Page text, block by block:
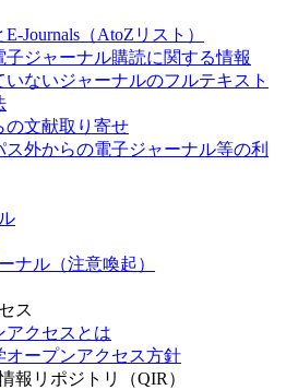
Journals（AtoZリスト）
子ジャーナル購読に関する情報
いないジャーナルのフルテキスト
の文献取り寄せ
ス外からの電子ジャーナル等の利
ナル（注意喚起）
ス
アクセスとは
オープンアクセス方針
報リポジトリ（QIR）